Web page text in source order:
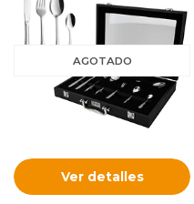
Ver detalles
AGOTADO